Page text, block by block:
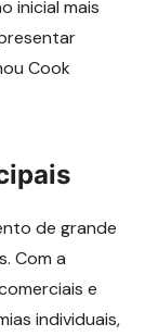
inicial mais
Cook
de grande
Com a
e
individuais,